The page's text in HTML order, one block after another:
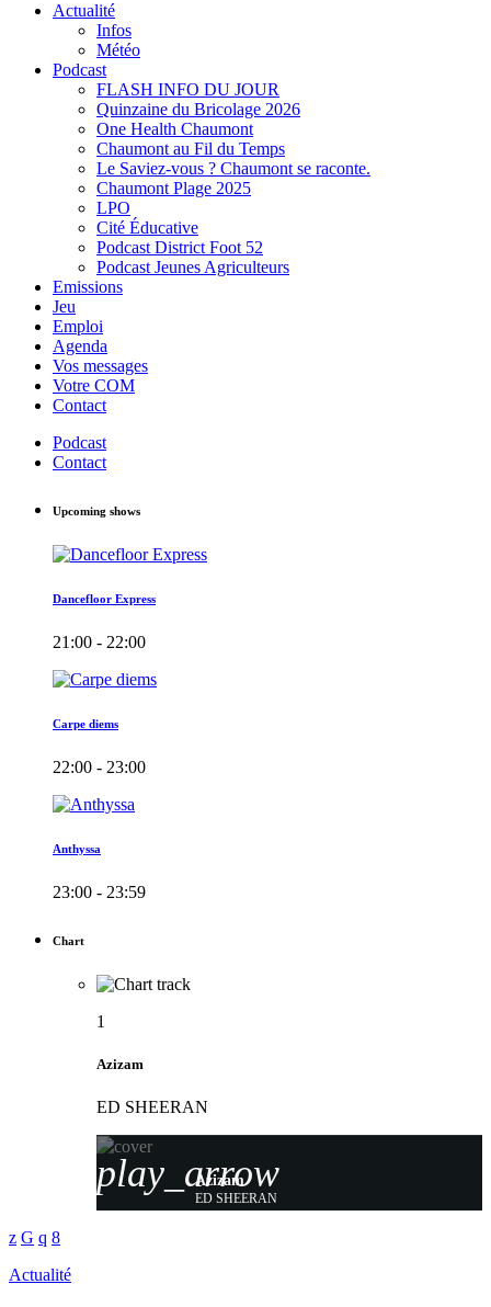
Actualité
Infos
Météo
Podcast
FLASH INFO DU JOUR
Quinzaine du Bricolage 2026
One Health Chaumont
Chaumont au Fil du Temps
Le Saviez-vous ? Chaumont se raconte.
Chaumont Plage 2025
LPO
Cité Éducative
Podcast District Foot 52
Podcast Jeunes Agriculteurs
Emissions
Jeu
Emploi
Agenda
Vos messages
Votre COM
Contact
Podcast
Contact
Upcoming shows
Dancefloor Express
21:00 - 22:00
Carpe diems
22:00 - 23:00
Anthyssa
23:00 - 23:59
Chart
1
Azizam
ED SHEERAN
play_arrow
Azizam
ED SHEERAN
Actualité